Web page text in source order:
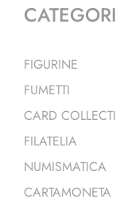
FIGURINE
FUMETTI
CARD
FILATELIA
NUMISMATICA
CARTAMONETA